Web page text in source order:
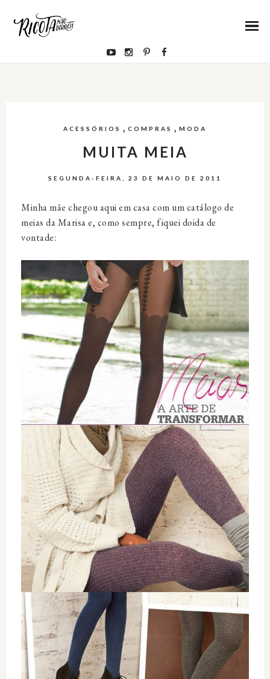
ACESSÓRIOS , COMPRAS , MODA
MUITA MEIA
SEGUNDA-FEIRA, 23 DE MAIO DE 2011
Minha mãe chegou aqui em casa com um catálogo de
meias da Marisa e, como sempre, fiquei doida de
vontade: